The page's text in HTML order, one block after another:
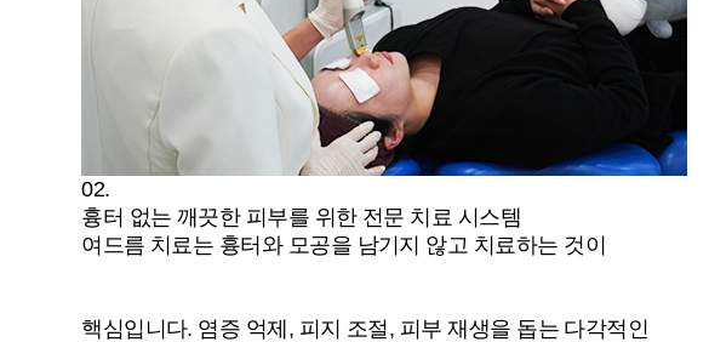
02.
흉터 없는 깨끗한 피부를 위한 전문 치료 시스템
여드름 치료는 흉터와 모공을 남기지 않고 치료하는 것이
핵심입니다. 염증 억제, 피지 조절, 피부 재생을 돕는 다각적인